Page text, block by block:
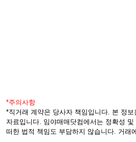
*주의사항
*직거래 계약은 당사자 책임입니다. 본 정
자료입니다. 임야매매닷컴에서는 정확성
떠한 법적 책임도 부담하지 않습니다. 거래